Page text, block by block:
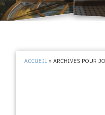
ACCUEIL »ARCHIVES POUR